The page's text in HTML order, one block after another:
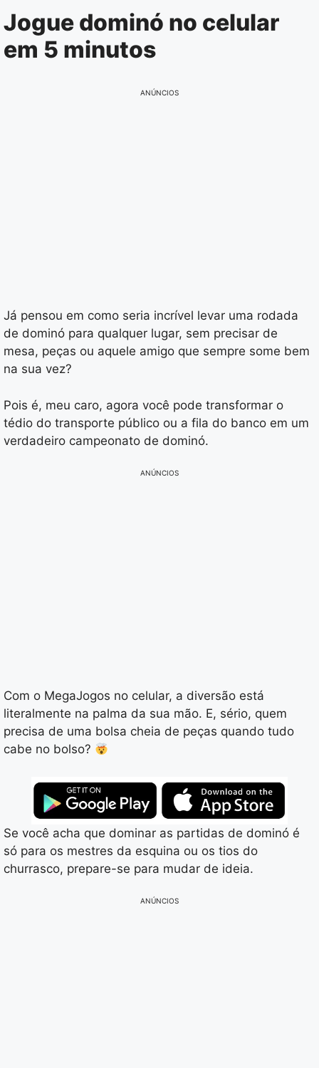
Pular
para
o
Jogue dominó no celular
em 5 minutos
ANÚNCIOS
Já pensou em como seria incrível levar uma rodada
de dominó para qualquer lugar, sem precisar de
mesa, peças ou aquele amigo que sempre some bem
na sua vez?
Pois é, meu caro, agora você pode transformar o
tédio do transporte público ou a fila do banco em um
verdadeiro campeonato de dominó.
ANÚNCIOS
Com o MegaJogos no celular, a diversão está
literalmente na palma da sua mão. E, sério, quem
precisa de uma bolsa cheia de peças quando tudo
cabe no bolso?
Se você acha que dominar as partidas de dominó é
só para os mestres da esquina ou os tios do
churrasco, prepare-se para mudar de ideia.
ANÚNCIOS